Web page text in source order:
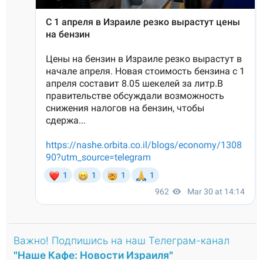
Важно! Подпишись на наш Телеграм-канал
"Наше Кафе: Новости Израиля"